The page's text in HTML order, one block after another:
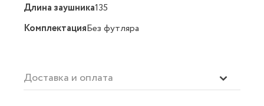
Длина заушника135
КомплектацияБез футляра
Доставка и оплата